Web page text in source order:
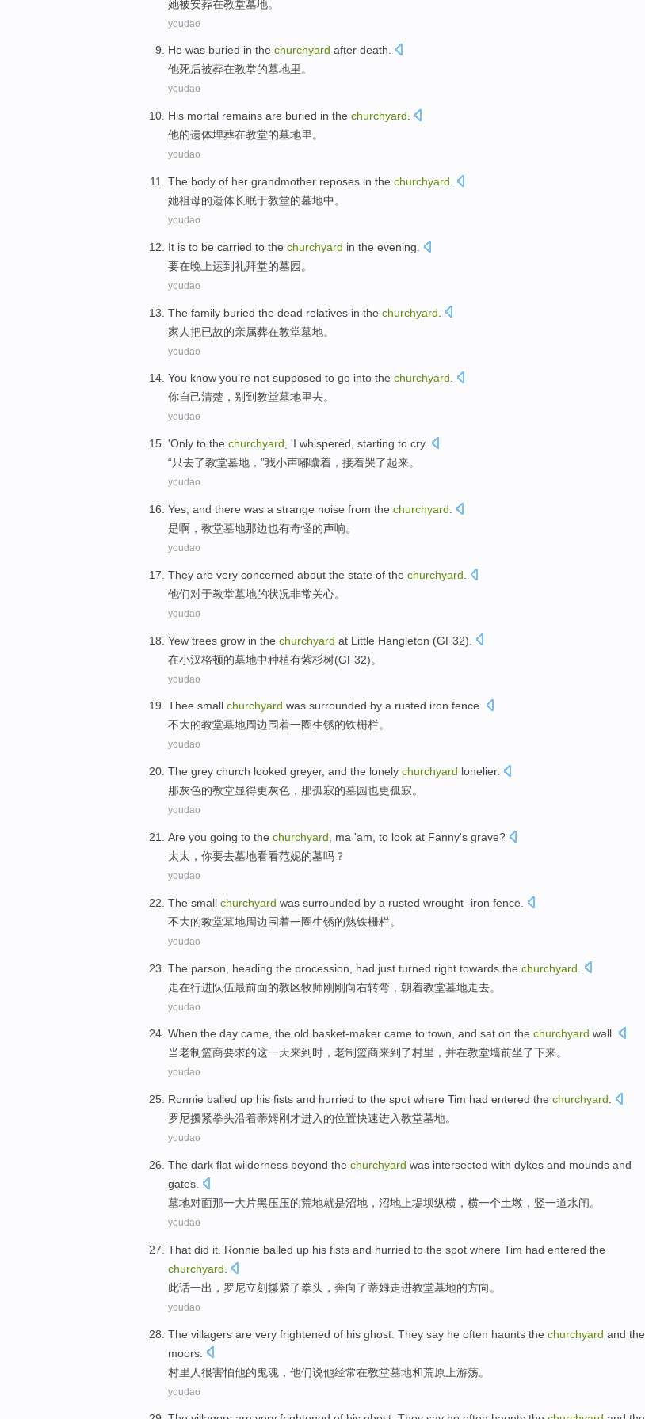
她被安葬在教堂墓地。
youdao
He was buried in the churchyard after death.
他死后被葬在教堂的墓地里。
youdao
His mortal remains are buried in the churchyard
他的遗体埋葬在教堂的墓地里。
youdao
The body of her grandmother reposes in the churchyard
她祖母的遗体长眠于教堂的墓地中。
youdao
It is to be carried to the churchyard in the evening
要在晚上运到礼拜堂的墓园 。
youdao
The family buried the dead relatives in the churchyard
家人把已故的亲属葬在教堂墓地。
youdao
You know you’re not supposed to go into the churchyard.
你自己清楚 ，别到教堂墓地里去。
youdao
'Only to the churchyard , 'I whispered starting to cry.
“只去了教堂墓地，”我小声嘟囔着， 接着哭了起来。
youdao
Yes , and there was a strange noise from the churchyard
是啊 ， 教堂墓地那边也有奇怪的声响。
youdao
They are very concerned about the state of the churchyard
他们对于教堂墓地的状况非常关心。
youdao
Yew trees grow in the churchyard at Little Hangleton (GF32).
在小汉格顿的墓地中种植有紫杉树(GF32)。
youdao
Thee small churchyard was surrounded by a rusted iron fence.
不大的教堂墓地周边 围着一圈生锈的铁栅栏。
youdao
The grey church looked greyer, and the lonely churchyard lonelier.
那灰色的教堂显得更灰色，那孤寂的墓园也更孤寂。
youdao
Are you going to the churchyard ma 'am , to look at Fanny's grave?
太太 ， 你要去墓地看看范妮的墓吗？
youdao
The small churchyard was surrounded by a rusted wrought -iron fence
不大的教堂墓地周边 围着一圈生锈的熟铁栅栏。
youdao
The parson , heading the procession had just turned right towards the churchyard
走在行进队伍最前面的教区牧师刚刚向右转弯 ， 朝着教堂墓地走去。
youdao
When the day came, the old basket-maker came to town, and sat on the churchyard wall.
当老制篮商要求的这一天来到 时，老制篮商来到了村里， 并在教堂墙前坐了下来。
youdao
Ronnie balled up his fists and hurried to the spot where Tim had entered the churchyard
罗尼攥紧拳头沿着蒂姆刚才进入 的位置快速进入教堂墓地。
youdao
The dark flat wilderness beyond the churchyard was intersected with dykes and mounds and
gates
墓地对面那一大片黑压压的荒地就是沼地，沼地上堤坝纵横，横一个土墩，竖一道水闸。
youdao
That did it. Ronnie balled up his fists and hurried to the spot where Tim had entered the
churchyard
此话一出， 罗尼立刻攥紧了拳头 ， 奔向了蒂姆走进教堂墓地的方向。
youdao
The villagers are very frightened of his ghost They say he often haunts the churchyard and the
moors
村里人很害怕他的鬼魂 ， 他们说他经常在教堂墓地和荒原上游荡。
youdao